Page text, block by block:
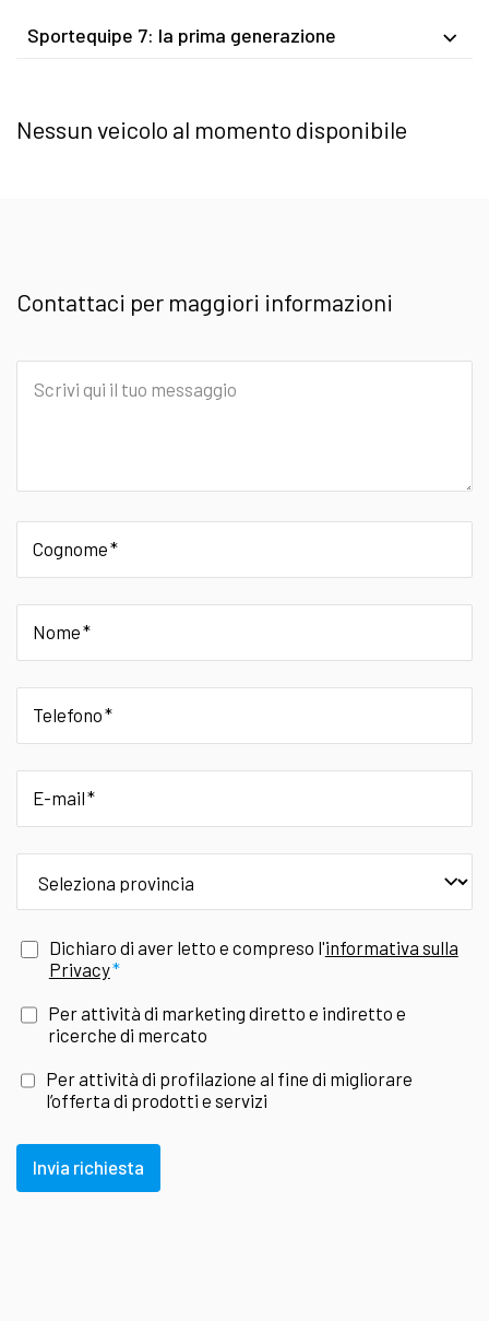
Sportequipe 7: la prima generazione
Nessun veicolo al momento disponibile
Contattaci per maggiori informazioni
Scrivi
Cognome
Nome
Telefono
E-mail
Dichiaro di aver letto e compreso l'informativa sulla
Privacy
Per attività di marketing diretto e indiretto e
ricerche di mercato
Per attività di profilazione al fine di migliorare
l’offerta di prodotti e servizi
Invia richiesta